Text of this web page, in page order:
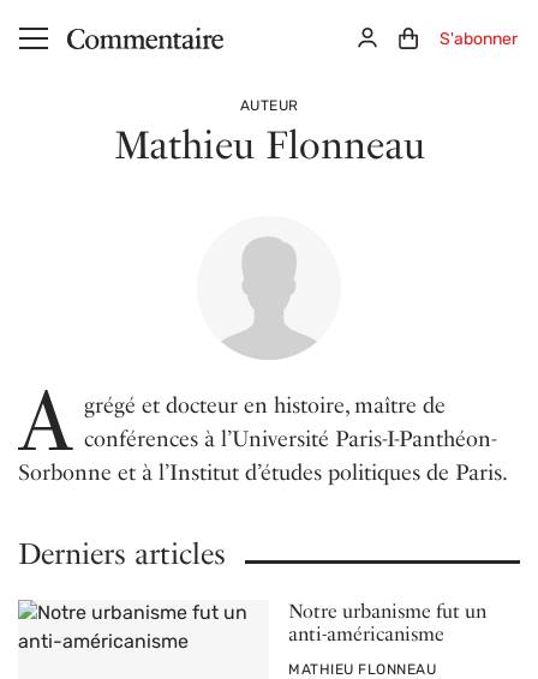
Aller au contenu principal ConnexionPanier (0)
S'abonner
AUTEUR
Mathieu Flonneau
A grégé et docteur en histoire, maître de
conférences à l’Université Paris-I-Panthéon-
Sorbonne et à l’Institut d’études politiques de Paris.
Derniers articles
Notre urbanisme fut un
anti-américanisme
PAR
MATHIEU FLONNEAU